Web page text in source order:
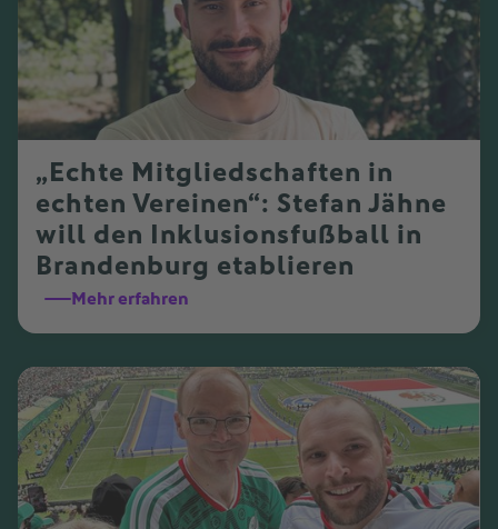
„Echte Mitgliedschaften in
echten Vereinen“: Stefan Jähne
will den Inklusionsfußball in
Brandenburg etablieren
Mehr erfahren